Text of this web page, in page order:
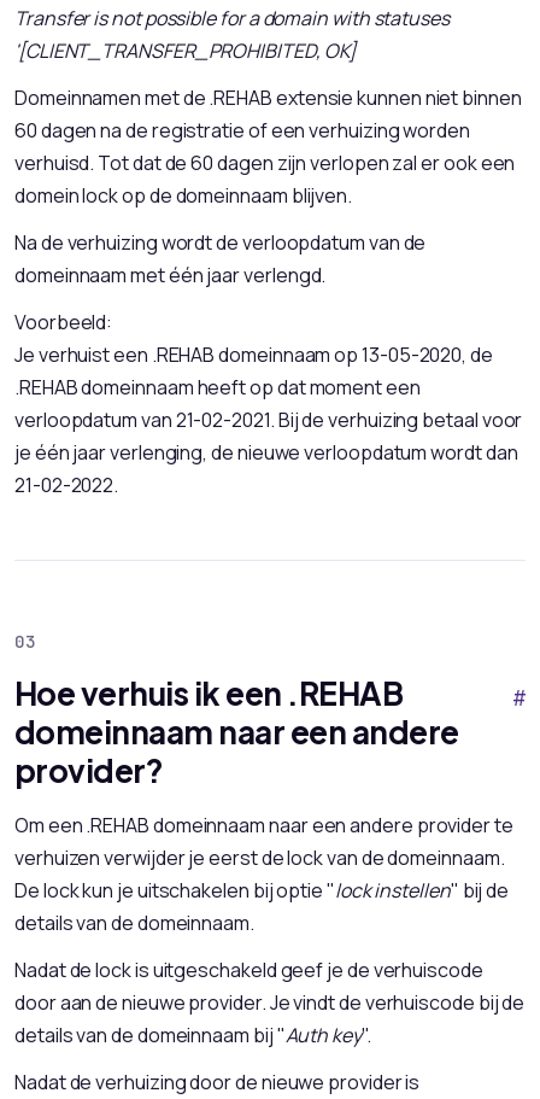
Transfer is not possible for a domain with statuses
'[CLIENT_TRANSFER_PROHIBITED, OK]
Domeinnamen met de .REHAB extensie kunnen niet binnen
60 dagen na de registratie of een verhuizing worden
verhuisd. Tot dat de 60 dagen zijn verlopen zal er ook een
domein lock op de domeinnaam blijven.
Na de verhuizing wordt de verloopdatum van de
domeinnaam met één jaar verlengd.
Voorbeeld:
Je verhuist een .REHAB domeinnaam op 13-05-2020, de
.REHAB domeinnaam heeft op dat moment een
verloopdatum van 21-02-2021. Bij de verhuizing betaal voor
je één jaar verlenging, de nieuwe verloopdatum wordt dan
21-02-2022.
Hoe verhuis ik een .REHAB
domeinnaam naar een andere
provider?
#
Om een .REHAB domeinnaam naar een andere provider te
verhuizen verwijder je eerst de lock van de domeinnaam.
De lock kun je uitschakelen bij optie "lock instellen" bij de
details van de domeinnaam.
Nadat de lock is uitgeschakeld geef je de verhuiscode
door aan de nieuwe provider. Je vindt de verhuiscode bij de
details van de domeinnaam bij "Auth key".
Nadat de verhuizing door de nieuwe provider is